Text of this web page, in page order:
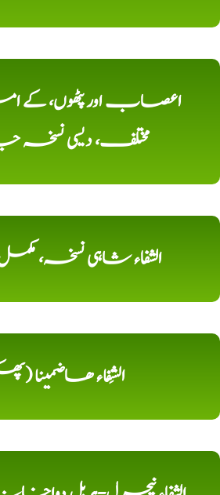
اعصاب اور پٹھوں، کے
مختلف، دیسی
الشفاء شاہی نسخہ،
الشِفاء ھاضمینا